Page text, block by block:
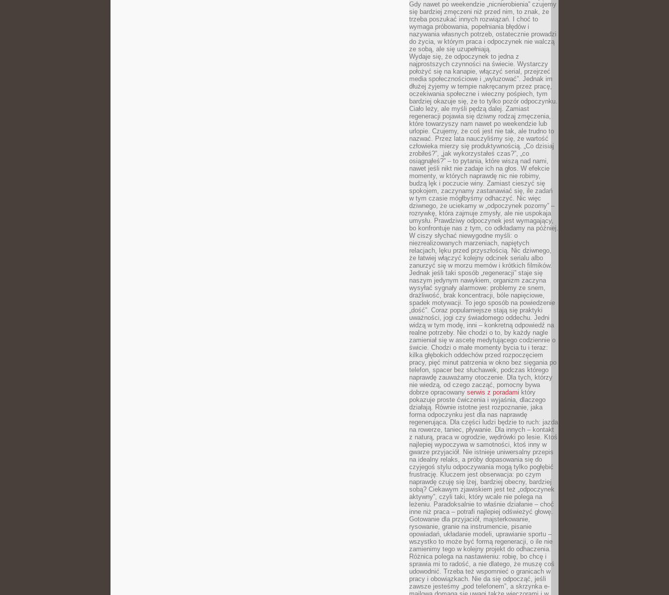
Gdy nawet po weekendzie „nicnierobienia” czujemy
się bardziej zmęczeni niż przed nim, to znak, że
trzeba poszukać innych rozwiązań. I choć to
wymaga próbowania, popełniania błędów i
nazywania własnych potrzeb, ostatecznie prowadzi
do życia, w którym praca i odpoczynek nie walczą
ze sobą, ale się uzupełniają.
Wydaje się, że odpoczynek to jedna z
najprostszych czynności na świecie. Wystarczy
położyć się na kanapie, włączyć serial, przejrzeć
media społecznościowe i „wyluzować”. Jednak im
dłużej żyjemy w tempie nakręcanym przez pracę,
oczekiwania społeczne i wieczny pośpiech, tym
bardziej okazuje się, że to tylko pozór odpoczynku.
Ciało leży, ale myśli pędzą dalej. Zamiast
regeneracji pojawia się dziwny rodzaj zmęczenia,
które towarzyszy nam nawet po weekendzie lub
urlopie. Czujemy, że coś jest nie tak, ale trudno to
nazwać. Przez lata nauczyliśmy się, że wartość
człowieka mierzy się produktywnością. „Co dzisiaj
zrobiłeś?”, „jak wykorzystałeś czas?”, „co
osiągnąłeś?” – to pytania, które wiszą nad nami,
nawet jeśli nikt nie zadaje ich na głos. W efekcie
momenty, w których naprawdę nic nie robimy,
budzą lęk i poczucie winy. Zamiast cieszyć się
spokojem, zaczynamy zastanawiać się, ile zadań
w tym czasie mógłbyśmy odhaczyć. Nic więc
dziwnego, że uciekamy w „odpoczynek pozorny” –
rozrywkę, która zajmuje zmysły, ale nie uspokaja
umysłu. Prawdziwy odpoczynek jest wymagający,
bo konfrontuje nas z tym, co odkładamy na później.
W ciszy słychać niewygodne myśli: o
niezrealizowanych marzeniach, napiętych
relacjach, lęku przed przyszłością. Nic dziwnego,
że łatwiej włączyć kolejny odcinek serialu albo
zanurzyć się w morzu memów i krótkich filmików.
Jednak jeśli taki sposób „regeneracji” staje się
naszym jedynym nawykiem, organizm zaczyna
wysyłać sygnały alarmowe: problemy ze snem,
drażliwość, brak koncentracji, bóle napięciowe,
spadek motywacji. To jego sposób na powiedzenie
„dość”. Coraz popularniejsze stają się praktyki
uważności, jogi czy świadomego oddechu. Jedni
widzą w tym modę, inni – konkretną odpowiedź na
realne potrzeby. Nie chodzi o to, by każdy nagle
zamieniał się w ascetę medytującego codziennie o
świcie. Chodzi o małe momenty bycia tu i teraz:
kilka głębokich oddechów przed rozpoczęciem
pracy, pięć minut patrzenia w okno bez sięgania po
telefon, spacer bez słuchawek, podczas którego
naprawdę zauważamy otoczenie. Dla tych, którzy
nie wiedzą, od czego zacząć, pomocny bywa
dobrze opracowany serwis z poradami który
pokazuje proste ćwiczenia i wyjaśnia, dlaczego
działają. Równie istotne jest rozpoznanie, jaka
forma odpoczynku jest dla nas naprawdę
regenerująca. Dla części ludzi będzie to ruch: jazda
na rowerze, taniec, pływanie. Dla innych – kontakt
z naturą, praca w ogrodzie, wędrówki po lesie. Ktoś
najlepiej wypoczywa w samotności, ktoś inny w
gwarze przyjaciół. Nie istnieje uniwersalny przepis
na idealny relaks, a próby dopasowania się do
czyjegoś stylu odpoczywania mogą tylko pogłębić
frustrację. Kluczem jest obserwacja: po czym
naprawdę czuję się lżej, bardziej obecny, bardziej
sobą? Ciekawym zjawiskiem jest też „odpoczynek
aktywny”, czyli taki, który wcale nie polega na
leżeniu. Paradoksalnie to właśnie działanie – choć
inne niż praca – potrafi najlepiej odświeżyć głowę.
Gotowanie dla przyjaciół, majsterkowanie,
rysowanie, granie na instrumencie, pisanie
opowiadań, układanie modeli, uprawianie sportu –
wszystko to może być formą regeneracji, o ile nie
zamienimy tego w kolejny projekt do odhaczenia.
Różnica polega na nastawieniu: robię, bo chcę i
sprawia mi to radość, a nie dlatego, że muszę coś
udowodnić. Trzeba też wspomnieć o granicach w
pracy i obowiązkach. Nie da się odpocząć, jeśli
zawsze jesteśmy „pod telefonem”, a skrzynka e-